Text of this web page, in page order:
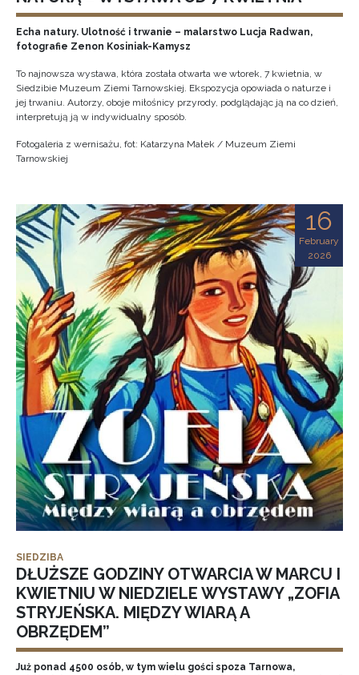
Echa natury. Ulotność i trwanie – malarstwo Lucja Radwan,
fotografie Zenon Kosiniak-Kamysz
To najnowsza wystawa, która została otwarta we wtorek, 7 kwietnia, w
Siedzibie Muzeum Ziemi Tarnowskiej. Ekspozycja opowiada o naturze i
jej trwaniu. Autorzy, oboje miłośnicy przyrody, podglądając ją na co dzień,
interpretują ją w indywidualny sposób.
Fotogaleria z wernisażu, fot: Katarzyna Małek / Muzeum Ziemi
Tarnowskiej
16
February
2026
SIEDZIBA
DŁUŻSZE GODZINY OTWARCIA W MARCU I
KWIETNIU W NIEDZIELE WYSTAWY „ZOFIA
STRYJEŃSKA. MIĘDZY WIARĄ A
OBRZĘDEM”
Już ponad 4500 osób, w tym wielu gości spoza Tarnowa,